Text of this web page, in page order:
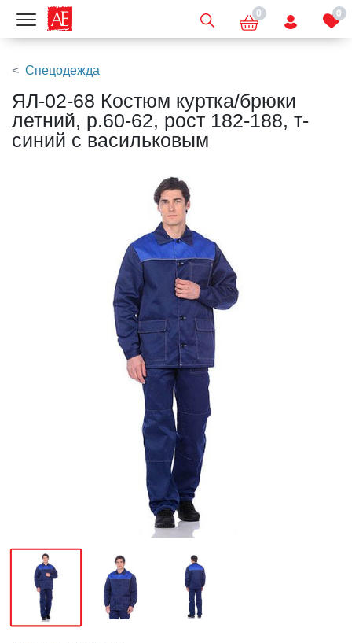
Показать меню 0 0
Спецодежда
ЯЛ-02-68 Костюм куртка/брюки
летний, р.60-62, рост 182-188, т-
синий с васильковым